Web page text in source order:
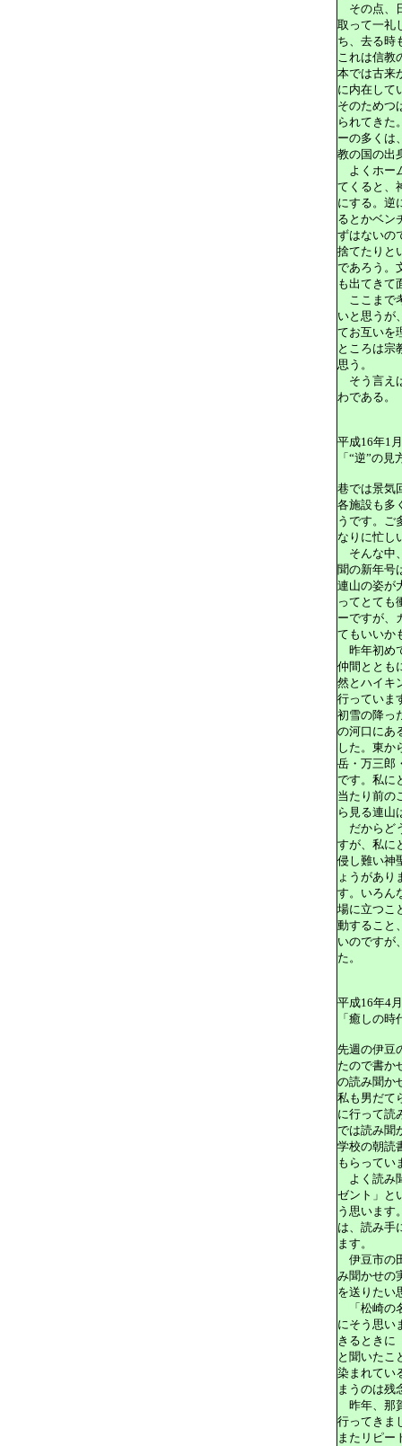
その点、
取って一礼
ち、去る時
これは信教
本では古来
に内在して
そのためつ
られてきた
ーの多くは
教の国の出
よくホー
てくると、
にする。逆
るとかベン
ずはないの
捨てたりと
であろう。
も出てきて
ここまで
いと思うが
てお互いを
ところは宗
思う。
そう言え
わである。
平成16年1
「“逆”の見
巷では景気
各施設も多
うです。ご
なりに忙し
そんな中
聞の新年号
連山の姿が
ってとても
ーですが、
てもいいか
昨年初め
仲間ととも
然とハイキ
行っていま
初雪の降っ
の河口にあ
した。東か
岳・万三郎
です。私に
当たり前の
ら見る連山
だからど
すが、私に
侵し難い神
ょうがあり
す。いろん
場に立つこ
動すること
いのですが
た。
平成16年4
「癒しの時
先週の伊豆
たので書か
の読み聞か
私も男だて
に行って読
では読み聞
学校の朝読
もらってい
よく読み
ゼント」と
う思います
は、読み手
ます。
伊豆市の
み聞かせの
を送りたい
「松崎の
にそう思い
きるときに
と聞いたこ
染まれてい
まうのは残
昨年、那
行ってきま
またリピー